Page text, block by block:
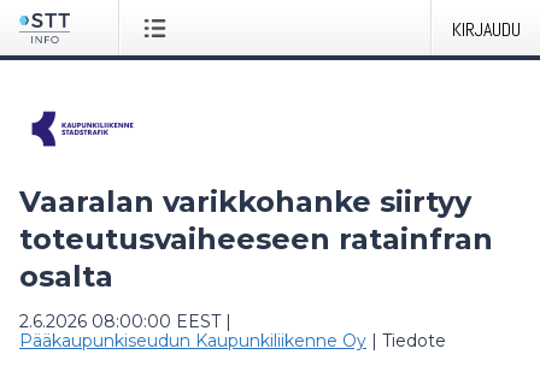
KIRJAUDU
Vaaralan varikkohanke siirtyy
toteutusvaiheeseen ratainfran
osalta
2.6.2026 08:00:00 EEST|
Pääkaupunkiseudun Kaupunkiliikenne Oy | Tiedote